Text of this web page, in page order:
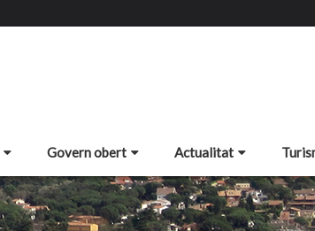
Govern obert Actualitat